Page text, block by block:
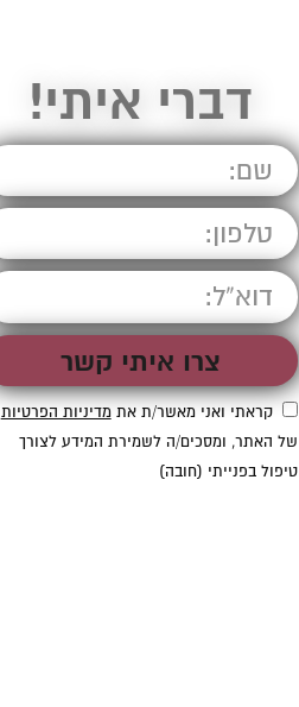
דברי איתי!
קראתי ואני מאשר/ת אתמדיניות הפרטיות
של האתר, ומסכים/ה לשמירת המידע לצורך
טיפול בפנייתי (חובה)